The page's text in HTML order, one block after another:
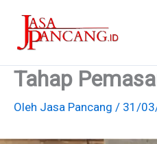
konten
Tahap
Oleh Jasa Pancang / 31/